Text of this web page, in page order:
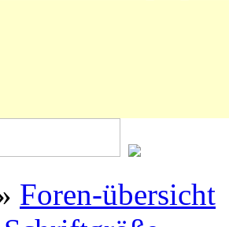
Foren-übersicht